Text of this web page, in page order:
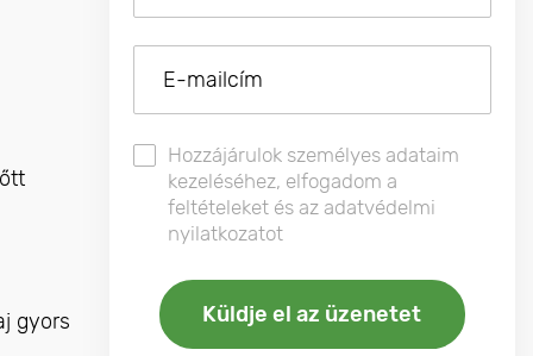
gyors
Hozzájárulok személyes adataim
kezeléséhez, elfogadom a
feltételeket és az adatvédelmi
nyilatkozatot